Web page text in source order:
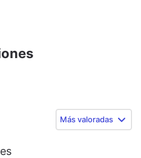
Más valoradas